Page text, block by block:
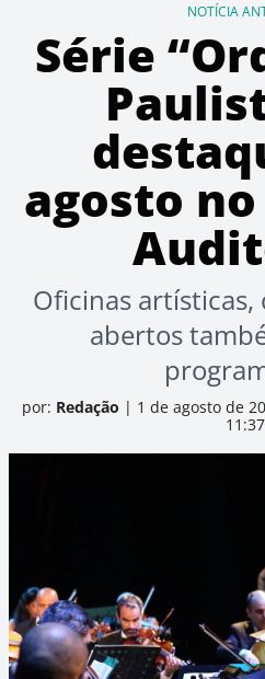
NOTÍCIA
Série
agosto
Oficinas artísticas,
abertos
por: Redação | 1 de agosto de
11:37